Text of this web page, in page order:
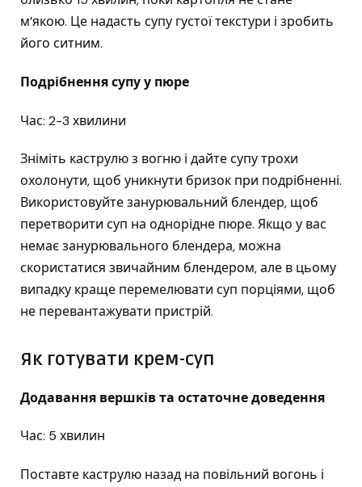
м’якою. Це надасть супу густої текстури і зробить
його ситним.
Подрібнення супу у пюре
Час: 2-3 хвилини
Зніміть каструлю з вогню і дайте супу трохи
охолонути, щоб уникнути бризок при подрібненні.
Використовуйте занурювальний блендер, щоб
перетворити суп на однорідне пюре. Якщо у вас
немає занурювального блендера, можна
скористатися звичайним блендером, але в цьому
випадку краще перемелювати суп порціями, щоб
не перевантажувати пристрій.
Як готувати крем-суп
Додавання вершків та остаточне доведення
Час: 5 хвилин
Поставте каструлю назад на повільний вогонь і